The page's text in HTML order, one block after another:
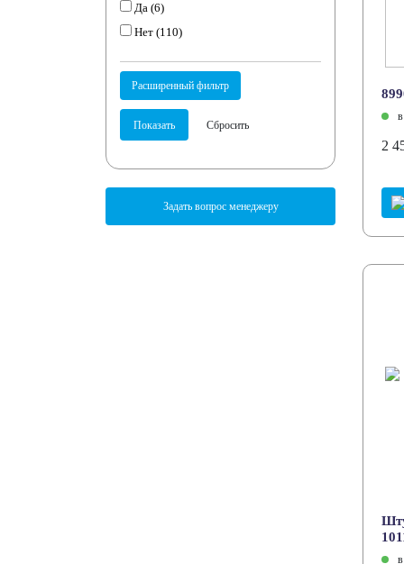
Да (6)
Нет (110)
Задать вопрос менеджеру
2